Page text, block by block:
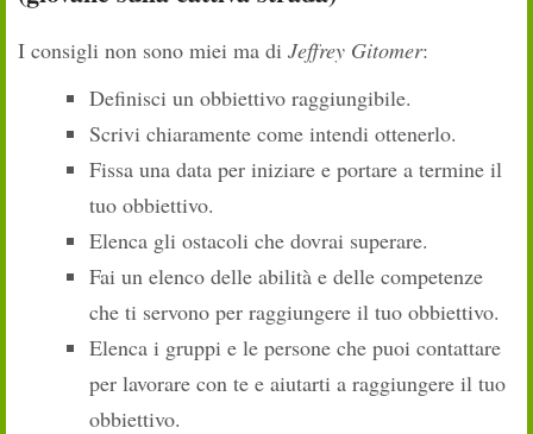
I consigli non sono miei ma di Jeffrey Gitomer:
Definisci un obbiettivo raggiungibile.
Scrivi chiaramente come intendi ottenerlo.
Fissa una data per iniziare e portare a termine il
tuo obbiettivo.
Elenca gli ostacoli che dovrai superare.
Fai un elenco delle abilità e delle competenze
che ti servono per raggiungere il tuo obbiettivo.
Elenca i gruppi e le persone che puoi contattare
per lavorare con te e aiutarti a raggiungere il tuo
obbiettivo.